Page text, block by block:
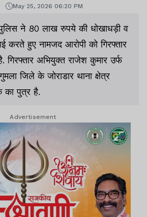
May 25, 2026 06:20 PM
ने 80 लाख रुपये की धोखाधड़ी व
करते हुए नामजद आरोपी को गिरफ्तार
उर्फ
जिले के जोराडार थाना क्षेत्र
का पुत्र है.
Advertisement